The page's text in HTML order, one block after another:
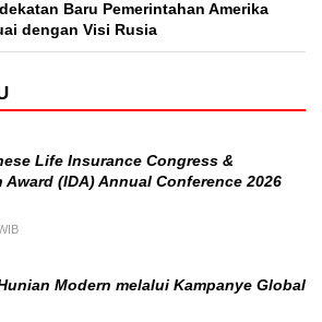
Baru Pemerintahan Amerika
dengan Visi Rusia
Life Insurance Congress &
(IDA) Annual Conference 2026
Modern melalui Kampanye Global